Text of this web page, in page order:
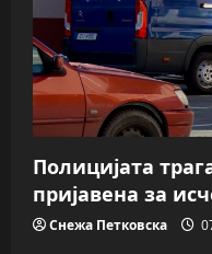
Полицијата
пријавена за
Снежа Петковска